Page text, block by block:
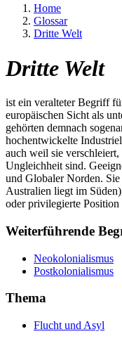
Home
Glossar
Dritte Welt
Dritte Welt
ist ein veralteter Begriff
europäischen Sicht als
gehörten demnach
hochentwickelte
auch weil sie
Ungleichheit sind.
und Globaler Norden.
Australien liegt im
oder privilegierte
Weiterführende
Neokolonialismus
Postkolonialismus
Thema
Flucht und Asyl